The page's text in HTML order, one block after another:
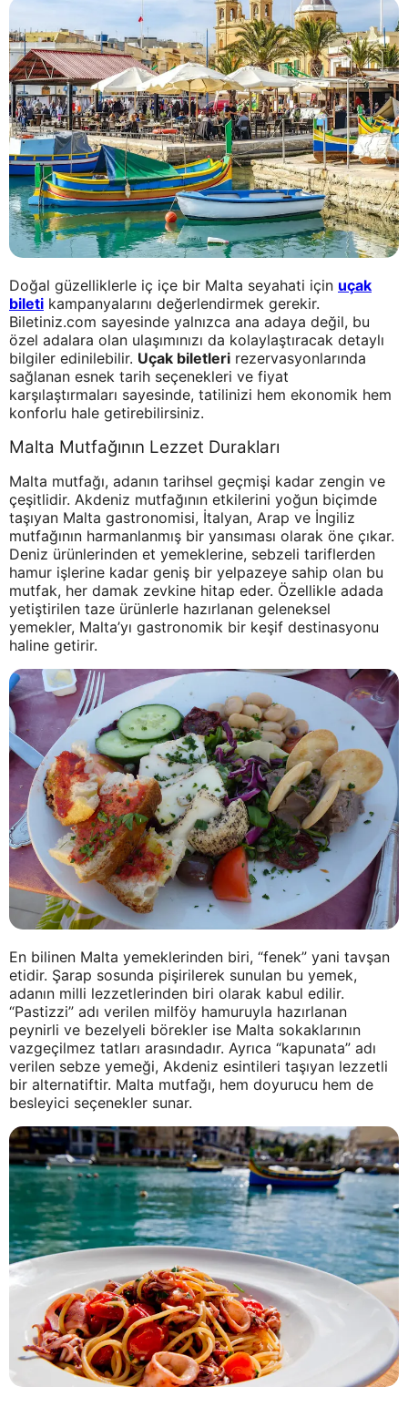
Doğal güzelliklerle iç içe bir Malta seyahati için uçak
bileti kampanyalarını değerlendirmek gerekir.
Biletiniz.com sayesinde yalnızca ana adaya değil, bu
özel adalara olan ulaşımınızı da kolaylaştıracak detaylı
bilgiler edinilebilir. Uçak biletleri rezervasyonlarında
sağlanan esnek tarih seçenekleri ve fiyat
karşılaştırmaları sayesinde, tatilinizi hem ekonomik hem
konforlu hale getirebilirsiniz.
Malta Mutfağının Lezzet Durakları
Malta mutfağı, adanın tarihsel geçmişi kadar zengin ve
çeşitlidir. Akdeniz mutfağının etkilerini yoğun biçimde
taşıyan Malta gastronomisi, İtalyan, Arap ve İngiliz
mutfağının harmanlanmış bir yansıması olarak öne çıkar.
Deniz ürünlerinden et yemeklerine, sebzeli tariflerden
hamur işlerine kadar geniş bir yelpazeye sahip olan bu
mutfak, her damak zevkine hitap eder. Özellikle adada
yetiştirilen taze ürünlerle hazırlanan geleneksel
yemekler, Malta’yı gastronomik bir keşif destinasyonu
haline getirir.
En bilinen Malta yemeklerinden biri, “fenek” yani tavşan
etidir. Şarap sosunda pişirilerek sunulan bu yemek,
adanın milli lezzetlerinden biri olarak kabul edilir.
“Pastizzi” adı verilen milföy hamuruyla hazırlanan
peynirli ve bezelyeli börekler ise Malta sokaklarının
vazgeçilmez tatları arasındadır. Ayrıca “kapunata” adı
verilen sebze yemeği, Akdeniz esintileri taşıyan lezzetli
bir alternatiftir. Malta mutfağı, hem doyurucu hem de
besleyici seçenekler sunar.